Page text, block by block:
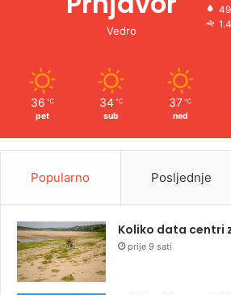
Vedro
36 ℃
pet
34 ℃
sub
37 ℃
ned
Popularno Posljednje
Koliko data centri
prije 9 sati